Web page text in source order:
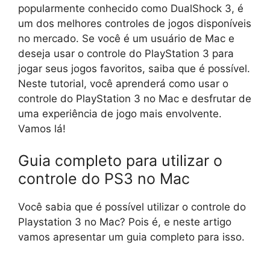
popularmente conhecido como DualShock 3, é
um dos melhores controles de jogos disponíveis
no mercado. Se você é um usuário de Mac e
deseja usar o controle do PlayStation 3 para
jogar seus jogos favoritos, saiba que é possível.
Neste tutorial, você aprenderá como usar o
controle do PlayStation 3 no Mac e desfrutar de
uma experiência de jogo mais envolvente.
Vamos lá!
Guia completo para utilizar o
controle do PS3 no Mac
Você sabia que é possível utilizar o controle do
Playstation 3 no Mac? Pois é, e neste artigo
vamos apresentar um guia completo para isso.